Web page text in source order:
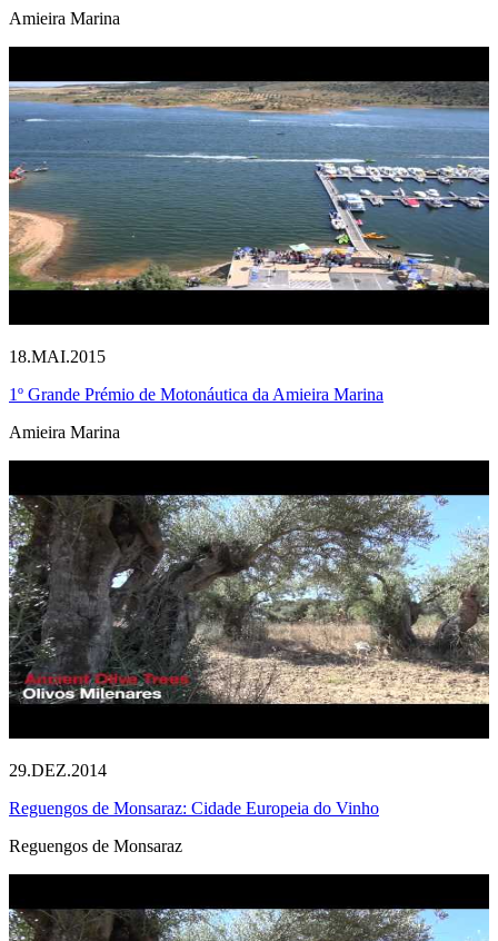
Amieira Marina
18.MAI.2015
1º Grande Prémio de Motonáutica da Amieira Marina
Amieira Marina
29.DEZ.2014
Reguengos de Monsaraz: Cidade Europeia do Vinho
Reguengos de Monsaraz